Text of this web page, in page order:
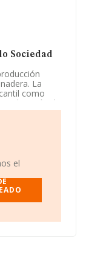
Sociedad
La
como
de
La sociedad
Sociedad
fiscal en
(41230),
facturación
el